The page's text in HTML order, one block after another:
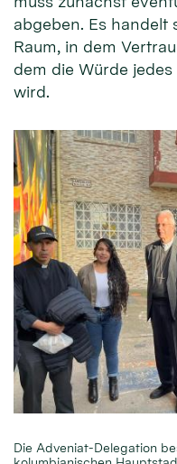
abgeben. Es handelt
Raum, in dem
dem die Würde
wird.
Die Adveniat-Delegation